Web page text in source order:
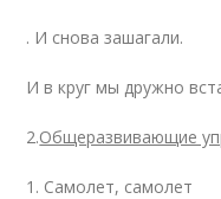
. И снова зашагали.
И в круг мы дружно
2.Общеразвивающие
1. Самолет, самолет